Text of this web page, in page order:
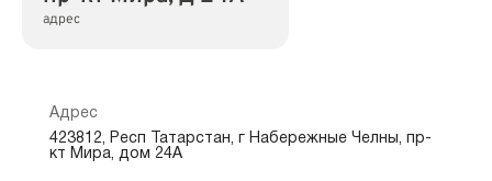
адрес
Адрес
423812, Респ Татарстан, г Набережные Челны, пр-
кт Мира, дом 24А